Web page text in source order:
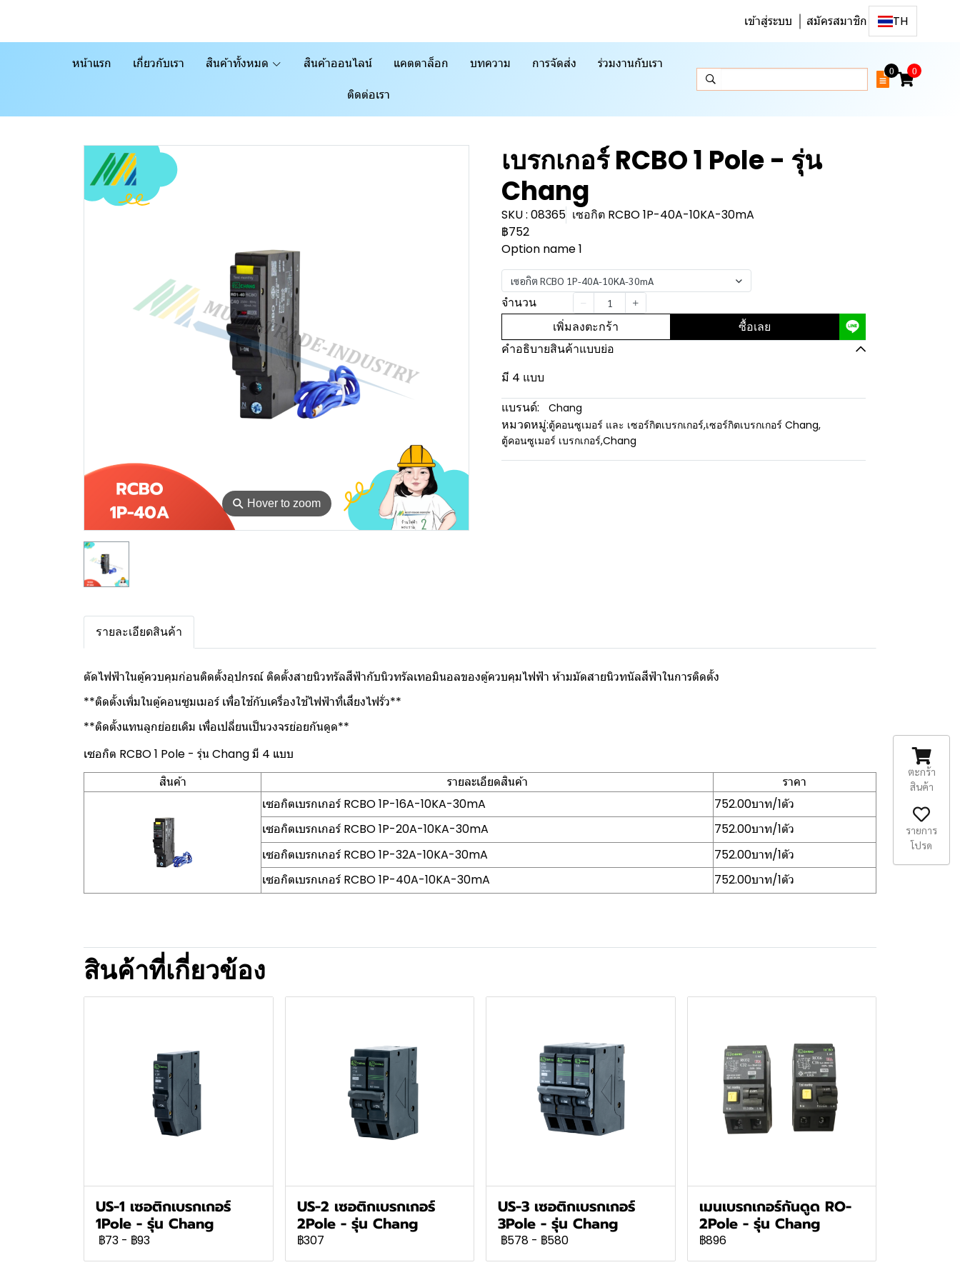
เข้าสู่ระบบ สมัครสมาชิก TH
หน้าแรก เกี่ยวกับเรา สินค้าทั้งหมด สินค้าออนไลน์ แคตตาล็อก บทความ การจัดส่ง ร่วมงานกับเรา
ติดต่อเรา
0 0
⚲ Hover to zoom
เบรกเกอร์ RCBO 1 Pole - รุ่น
Chang
SKU : 08365 เซอกิต RCBO 1P-40A-10KA-30mA
฿752
Option name 1
เซอกิต RCBO 1P-40A-10KA-30mA
จำนวน
เพิ่มลงตะกร้า ซื้อเลย
คำอธิบายสินค้าแบบย่อ
มี 4 แบบ
แบรนด์:
Chang
หมวดหมู่:ตู้คอนซูเมอร์ และ เซอร์กิตเบรกเกอร์,เซอร์กิตเบรกเกอร์ Chang,
ตู้คอนซูเมอร์ เบรกเกอร์,Chang
รายละเอียดสินค้า
ตัดไฟฟ้าในตู้ควบคุมก่อนติดตั้งอุปกรณ์ ติดตั้งสายนิวทรัลสีฟ้ากับนิวทรัลเทอมินอลของตู้ควบคุมไฟฟ้า ห้ามมัดสายนิวทนัลสีฟ้าในการติดตั้ง
**ติดตั้งเพิ่มในตู้คอนซูมเมอร์ เพื่อใช้กับเครื่องใช้ไฟฟ้าที่เสี่ยงไฟรั่ว**
**ติดตั้งแทนลูกย่อยเดิม เพื่อเปลี่ยนเป็นวงจรย่อยกันดูด**
เซอกิต RCBO 1 Pole - รุ่น Chang มี 4 แบบ
สินค้า
รายละเอียดสินค้า
ราคา
เซอกิตเบรกเกอร์ RCBO 1P-16A-10KA-30mA
752.00บาท/1ตัว
เซอกิตเบรกเกอร์ RCBO 1P-20A-10KA-30mA
752.00บาท/1ตัว
เซอกิตเบรกเกอร์ RCBO 1P-32A-10KA-30mA
752.00บาท/1ตัว
เซอกิตเบรกเกอร์ RCBO 1P-40A-10KA-30mA
752.00บาท/1ตัว
สินค้าที่เกี่ยวข้อง
US-1 เซอติกเบรกเกอร์
1Pole - รุ่น Chang
฿73 - ฿93
US-2 เซอติกเบรกเกอร์
2Pole - รุ่น Chang
฿307
US-3 เซอติกเบรกเกอร์
3Pole - รุ่น Chang
฿578 - ฿580
เมนเบรกเกอร์กันดูด RO-
2Pole - รุ่น Chang
฿896
ตะกร้า
สินค้า
รายการ
โปรด